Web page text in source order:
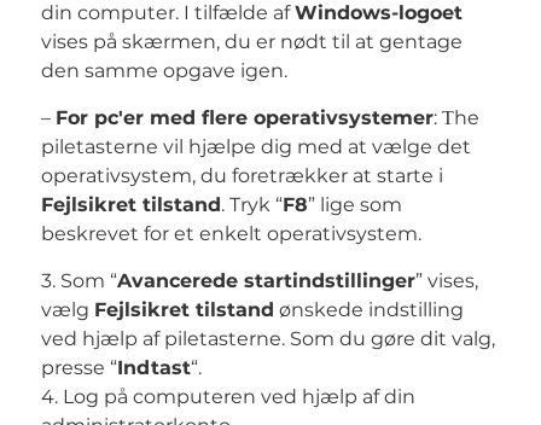
din computer. I tilfælde afWindows-logoet
vises på skærmen, du er nødt til at gentage
den samme opgave igen.
– For pc'er med flere operativsystemer: Тhe
piletasterne vil hjælpe dig med at vælge det
operativsystem, du foretrækker at starte i
Fejlsikret tilstand. Tryk “F8” lige som
beskrevet for et enkelt operativsystem.
3. Som “Avancerede startindstillinger” vises,
vælg Fejlsikret tilstand ønskede indstilling
ved hjælp af piletasterne. Som du gøre dit valg,
presse “Indtast“.
4. Log på computeren ved hjælp af din